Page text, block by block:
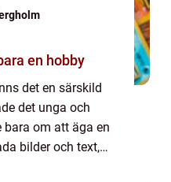
en hobby
det en särskild
det unga och
om att äga en
bilder och text,